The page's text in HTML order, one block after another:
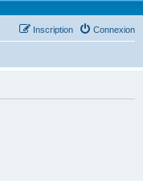
Connexion
Inscription